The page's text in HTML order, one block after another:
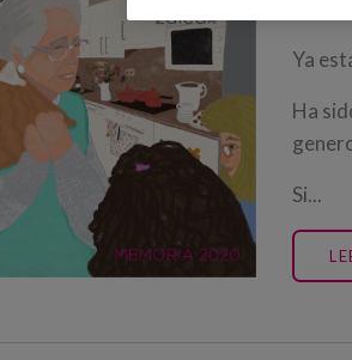
Ya
Ha
Si...